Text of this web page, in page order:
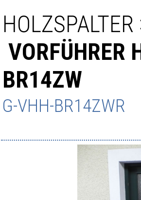
HOLZSPALTER
VORFÜHRER
BR14ZW
G-VHH-BR14ZWR